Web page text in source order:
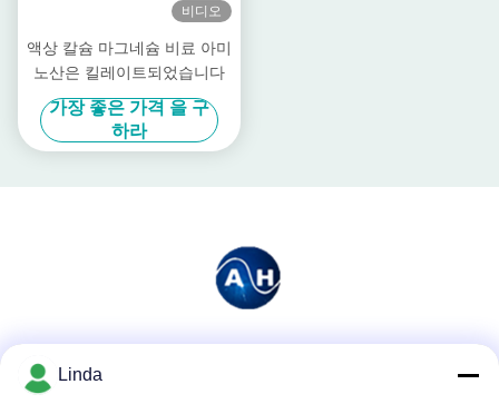
비디오
액상 칼슘 마그네슘 비료 아미
노산은 킬레이트되었습니다
가장 좋은 가격 을 구
하라
Linda